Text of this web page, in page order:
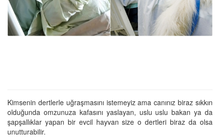
Kimsenin dertlerle uğraşmasını istemeyiz ama canınız biraz sıkkın
olduğunda omzunuza kafasını yaslayan, uslu uslu bakan ya da
şapşallıklar yapan bir evcil hayvan size o dertleri biraz da olsa
unutturabilir.